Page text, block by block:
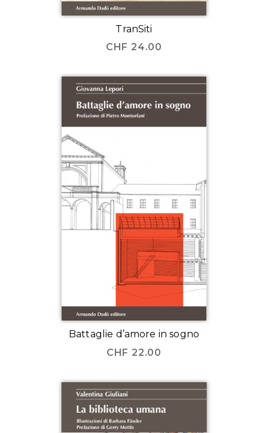
TranSiti
CHF 24.00
Battaglie d’amore in sogno
CHF 22.00